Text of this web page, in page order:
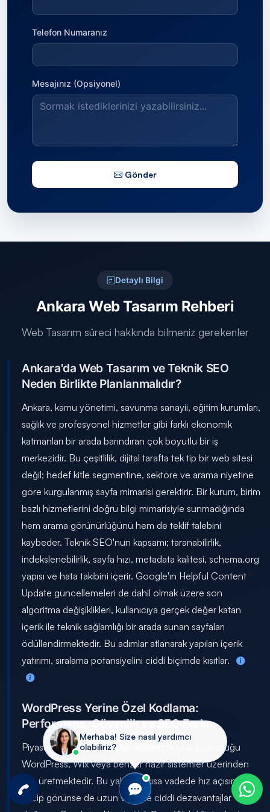
Telefon Numaranız
Mesajınız (Opsiyonel)
Gönder
Detaylı Bilgi
Ankara Web Tasarım Rehberi
Web Tasarım süreci hakkında bilmeniz gerekenler
Ankara'da Web Tasarım ve Teknik SEO
Neden Birlikte Planlanmalıdır?
Ankara, kamu yönetimi, savunma sanayii, eğitim kurumları,
sağlık ve profesyonel hizmetler gibi farklı ekonomik
katmanları bir arada barındıran çok boyutlu bir iş
merkezidir. Bu çeşitlilik, dijital tarafta tek tip bir web sitesi
değil; hedef kitle segmentine, sektöre ve arama niyetine
göre kurgulanmış sayfa mimarisi gerektirir. Bir kurum, birim
bazlı hizmetlerini doğru bilgi mimarisiyle sunmadığında
hem arama görünürlüğünü hem de teklif talebini
kaybeder. Teknik SEO'nun kapsamı; taranabilirlik,
indekslenebilirlik, sayfa hızı, metadata kalitesi, schema.org
yapısı ve hata takibini içerir. Google'ın Helpful Content
Update güncellemeleri de dahil olmak üzere son
algoritma değişiklikleri, kullanıcıya gerçek değer katan
içerik ile teknik sağlamlığı bir arada sunan sayfaları
ödüllendirmektedir. Bu adımlar atlanarak yapılan içerik
yatırımı, sıralama potansiyelini ciddi biçimde kısıtlar.
WordPress Yerine Özel Kodlama:
Performans, Güvenlik ve SEO Farkı
Piyasadaki web tasarım ajanslarının büyük çoğunluğu
WordPress, Wix veya benzer hazır sistemler üzerinden
site üretmektedir. Bu yaklaşım kısa vadede hız açısından
cazip görünse de uzun vadede ciddi dezavantajlar
Merhaba! Size nasıl yardımcı
olabiliriz?